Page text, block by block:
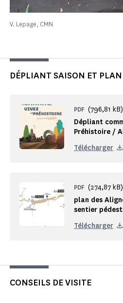
V. Lepage, CMN
DÉPLIANT SAISON ET
Dépliant
Préhistoire /
PDF (796,81 kB)
Télécharger
plan des
sentier
PDF (274,87 kB)
Télécharger
CONSEILS DE VISITE